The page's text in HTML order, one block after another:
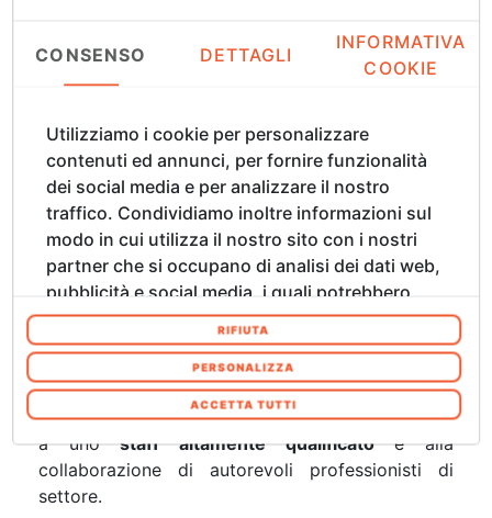
Incontri con i nostri partner in Cina e Harper's Bazaar Jewelry
SX: Consegna dell'onorificenza di ambasciatore della Città di
Firenze nel mondo al Direttore Jacopo Celona
DX: Incontro del Direttore Jacopo Celona con il Console USA
a Firenze Benjamin V. Wohlauer
Per garantire alti standard di qualità ci affidiamo
a unostaff altamente qualificatoe alla
collaborazione di autorevoli professionisti di
settore.
CONSENSO DETTAGLI
INFORMATIVA
COOKIE
Utilizziamo i cookie per personalizzare
contenuti ed annunci, per fornire funzionalità
dei social media e per analizzare il nostro
traffico. Condividiamo inoltre informazioni sul
modo in cui utilizza il nostro sito con i nostri
partner che si occupano di analisi dei dati web,
pubblicità e social media, i quali potrebbero
combinarle con altre informazioni che ha
fornito loro o che hanno raccolto dal suo
utilizzo dei loro servizi. Acconsenta ai nostri
cookie se continua ad utilizzare il nostro sito
web. In qualsiasi momento è possibile
modificare o revocare il proprio consenso dalla
Informativa sui cookie sul nostro sito Web.
RIFIUTA
PERSONALIZZA
ACCETTA TUTTI